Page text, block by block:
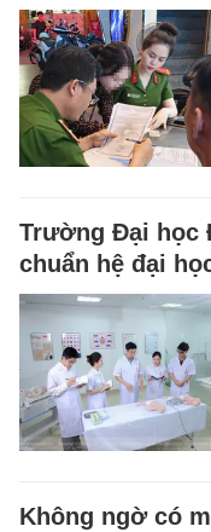
Trường Đại học
chuẩn hệ đại
Không ngờ có